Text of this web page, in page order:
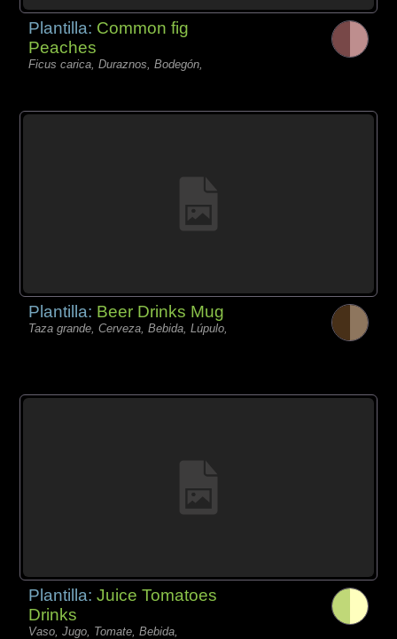
Plantilla: Common fig
Peaches
Ficus carica, Duraznos, Bodegón,
Plantilla: Beer Drinks Mug
Taza grande, Cerveza, Bebida, Lúpulo,
Plantilla:Juice Tomatoes
Drinks
Vaso, Jugo, Tomate, Bebida,